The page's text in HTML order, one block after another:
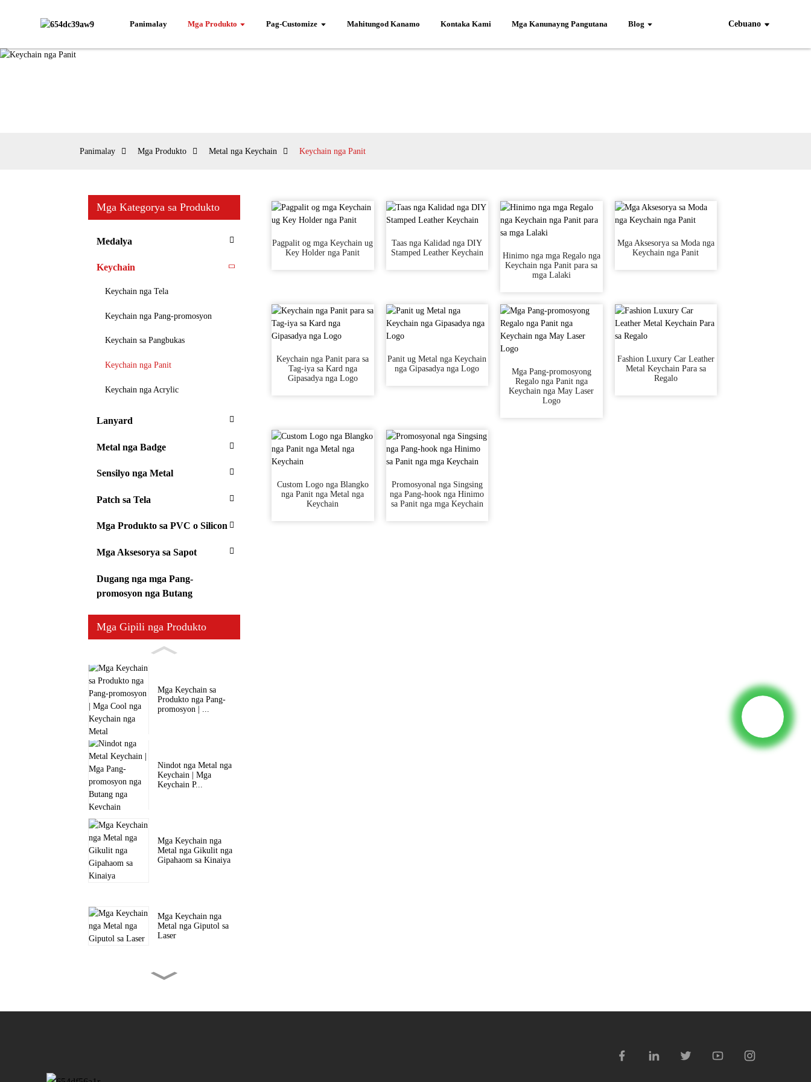
Panimalay Mga Produkto Pag-Customize Mahitungod Kanamo Kontaka Kami Mga Kanunayng Pangutana Blog Cebuano
Panimalay Mga Produkto Metal nga Keychain Keychain nga Panit
Mga Kategorya sa Produkto
Medalya
Keychain
Keychain nga Tela
Keychain nga Pang-promosyon
Keychain sa Pangbukas
Keychain nga Panit
Keychain nga Acrylic
Lanyard
Metal nga Badge
Sensilyo nga Metal
Patch sa Tela
Mga Produkto sa PVC o Silicon
Mga Aksesorya sa Sapot
Dugang nga mga Pang-
promosyon nga Butang
Mga Gipili nga Produkto
Mga Keychain sa
Produkto nga Pang-
promosyon | ...
Nindot nga Metal nga
Keychain | Mga
Keychain P...
Mga Keychain nga
Metal nga Gikulit nga
Gipahaom sa Kinaiya
Mga Keychain nga
Metal nga Giputol sa
Laser
Pagpalit og mga Keychain ug
Key Holder nga Panit
Taas nga Kalidad nga DIY
Stamped Leather Keychain
Hinimo nga mga Regalo nga
Keychain nga Panit para sa
mga Lalaki
Mga Aksesorya sa Moda nga
Keychain nga Panit
Keychain nga Panit para sa
Tag-iya sa Kard nga
Gipasadya nga Logo
Panit ug Metal nga Keychain
nga Gipasadya nga Logo
Mga Pang-promosyong
Regalo nga Panit nga
Keychain nga May Laser
Logo
Fashion Luxury Car Leather
Metal Keychain Para sa
Regalo
Custom Logo nga Blangko
nga Panit nga Metal nga
Keychain
Promosyonal nga Singsing
nga Pang-hook nga Hinimo
sa Panit nga mga Keychain